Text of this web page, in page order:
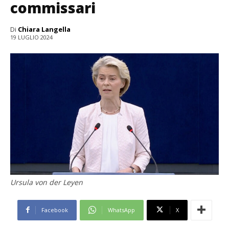
commissari
Di Chiara Langella
19 LUGLIO 2024
Ursula von der Leyen
Facebook WhatsApp X